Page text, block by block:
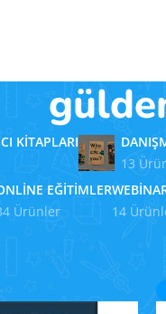
KITAPLARI
13
EĞITIMLER
Ürünler
14